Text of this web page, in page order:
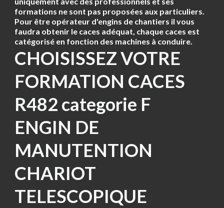
formations ne sont pas proposées aux particuliers.
Pour être opérateur d'engins de chantiers il vous
faudra obtenir le caces adéquat, chaque caces est
catégorisé en fonction des machines à conduire.
CHOISISSEZ VOTRE
FORMATION CACES
R482 categorie F
ENGIN DE
MANUTENTION
CHARIOT
TELESCOPIQUE